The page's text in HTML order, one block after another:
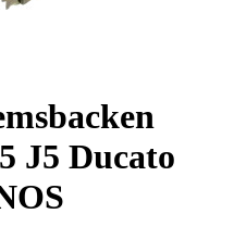
J5 Ducato